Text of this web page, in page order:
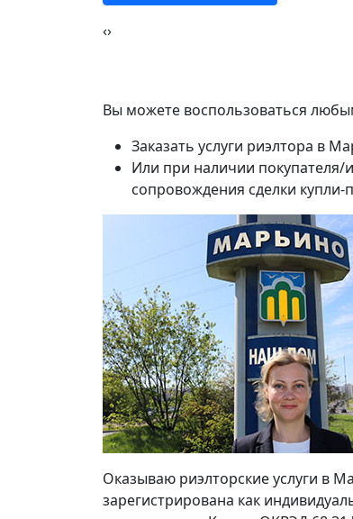
‹›
Вы можете воспользоваться
Заказать услуги риэлтора в
Или при наличии
сопровождения сделки
Оказываю риэлторские услуги в
зарегистрирована как